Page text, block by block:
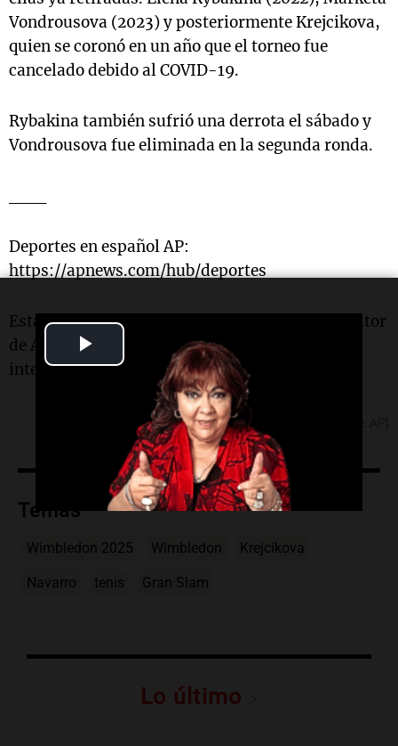
Video
Vondrousova (2023) y posteriormente Krejcikova,
quien se coronó en un año que el torneo fue
cancelado debido al COVID-19.
Rybakina también sufrió una derrota el sábado y
Vondrousova fue eliminada en la segunda ronda.
Deportes en español AP:
https://apnews.com/hub/deportes
Esta historia fue traducida del inglés por un editor
de AP con el apoyo de una herramienta de
inteligencia artificial generativa.
Temas
Wimbledon 2025 Wimbledon Krejcikova
Navarro tenis Gran Slam
Lo último